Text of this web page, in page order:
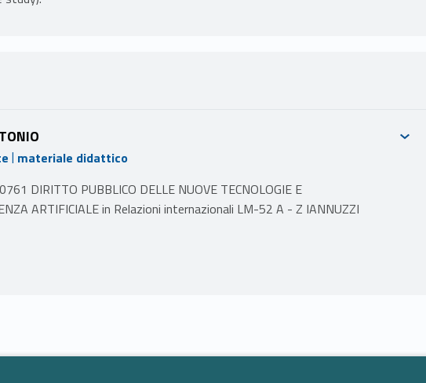
| materiale didattico
DIRITTO PUBBLICO DELLE NUOVE TECNOLOGIE E
ARTIFICIALE in Relazioni internazionali LM-52 A - Z IANNUZZI
e di governo della società digitale